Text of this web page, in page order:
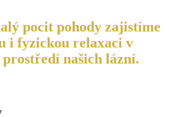
pocit pohody zajistíme
i fyzickou relaxaci v
našich lázní.